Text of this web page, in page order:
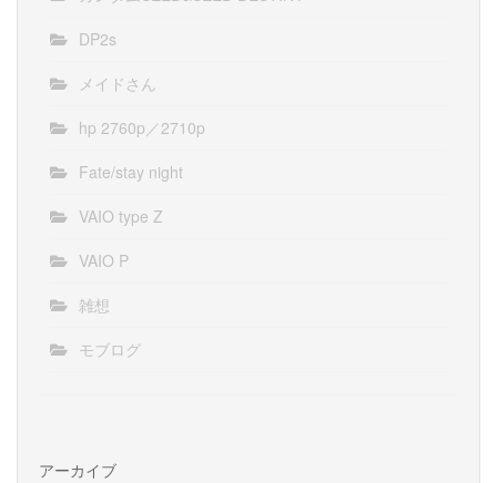
DP2s
メイドさん
hp 2760p／2710p
Fate/stay night
VAIO type Z
VAIO P
雑想
モブログ
アーカイブ